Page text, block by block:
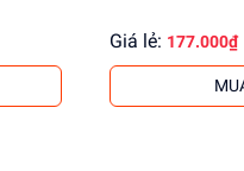
Giá lẻ: 177.000₫